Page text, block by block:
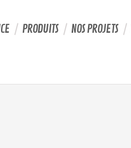
PRODUITS NOS PROJETS